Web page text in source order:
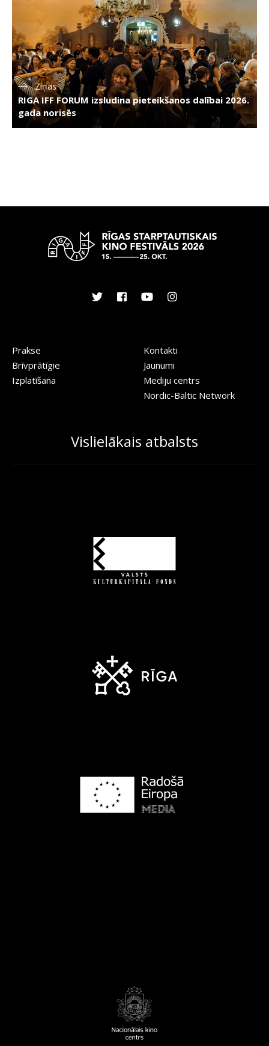
Ziņas
RIGA IFF FORUM izsludina pieteikšanos dalībai 2026.
gada norisēs
Prakse
Brīvprātīgie
Izplatīšana
Kontakti
Jaunumi
Mediju centrs
Nordic-Baltic Network
Vislielākais atbalsts